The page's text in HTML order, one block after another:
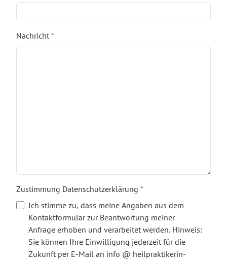
Nachricht *
Zustimmung Datenschutzerklärung *
Ich stimme zu, dass meine Angaben aus dem
Kontaktformular zur Beantwortung meiner
Anfrage erhoben und verarbeitet werden. Hinweis:
Sie können Ihre Einwilligung jederzeit für die
Zukunft per E-Mail an info @ heilpraktikerin-